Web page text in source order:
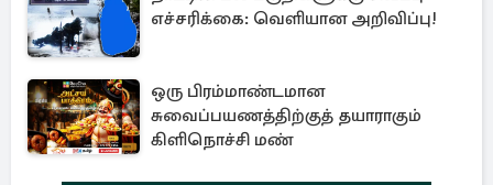
எச்சரிக்கை: வெளியான அறிவிப்பு!
ஒரு பிரம்மாண்டமான
சுவைப்பயணத்திற்குத் தயாராகும்
கிளிநொச்சி மண்